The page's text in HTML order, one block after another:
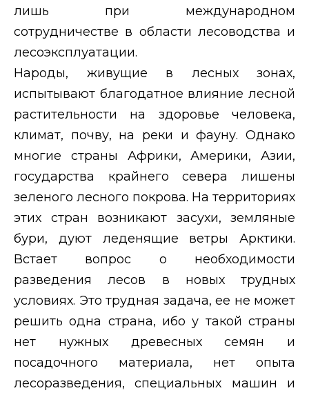
лишь при международном
сотрудничестве в области лесоводства и
лесоэксплуатации.
Народы, живущие в лесных зонах,
испытывают благодатное влияние лесной
растительности на здоровье человека,
климат, почву, на реки и фауну. Однако
многие страны Африки, Америки, Азии,
государства крайнего севера лишены
зеленого лесного покрова. На территориях
этих стран возникают засухи, земляные
бури, дуют леденящие ветры Арктики.
Встает вопрос о необходимости
разведения лесов в новых трудных
условиях. Это трудная задача, ее не может
решить одна страна, ибо у такой страны
нет нужных древесных семян и
посадочного материала, нет опыта
лесоразведения, специальных машин и